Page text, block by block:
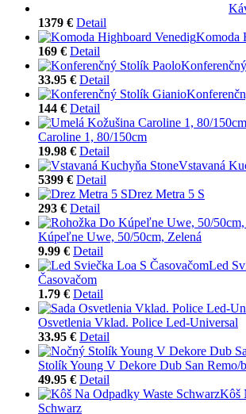
1379 € Detail
Komoda
169 € Detail
33.95 € Detail
144 € Detail
Caroline 1, 80/150cm
19.98 € Detail
Vstavaná
5399 € Detail
Drez Metra 5 S
293 € Detail
Kúpeľne Uwe, 50/50cm, Zelená
9.99 € Detail
Led
Časovačom
1.79 € Detail
Osvetlenia Vklad. Police Led-Universal
33.95 € Detail
Stolík Young V Dekore Dub San Remo/
49.95 € Detail
Kôš
Schwarz